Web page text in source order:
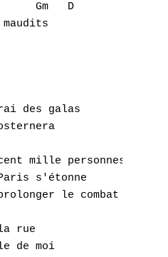
Gm   D
des galas
mille personnes
s'étonne
le combat
rue
de moi
N
Q
S
U